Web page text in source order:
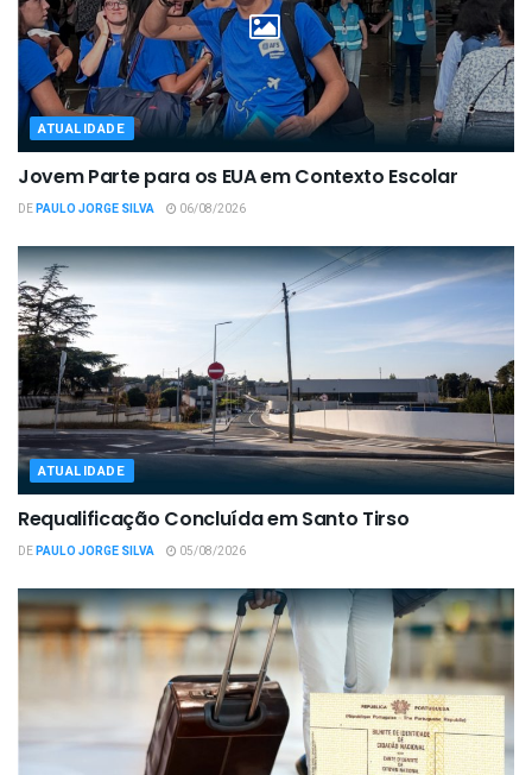
ATUALIDADE
Jovem Parte para os EUA em Contexto Escolar
DEPAULO JORGE SILVA 06/08/2026
ATUALIDADE
Requalificação Concluída em Santo Tirso
DEPAULO JORGE SILVA 05/08/2026